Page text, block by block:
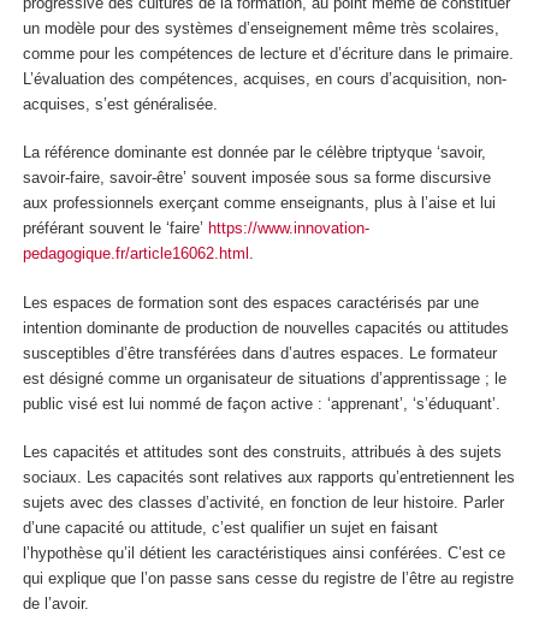
un modèle pour des systèmes d’enseignement même très scolaires,
comme pour les compétences de lecture et d’écriture dans le primaire.
L’évaluation des compétences, acquises, en cours d’acquisition, non-
acquises, s’est généralisée.
La référence dominante est donnée par le célèbre triptyque ‘savoir,
savoir-faire, savoir-être’ souvent imposée sous sa forme discursive
aux professionnels exerçant comme enseignants, plus à l’aise et lui
préférant souvent le ‘faire’ https://www.innovation-
pedagogique.fr/article16062.html .
Les espaces de formation sont des espaces caractérisés par une
intention dominante de production de nouvelles capacités ou attitudes
susceptibles d’être transférées dans d’autres espaces. Le formateur
est désigné comme un organisateur de situations d’apprentissage ; le
public visé est lui nommé de façon active : ‘apprenant’, ‘s’éduquant’.
Les capacités et attitudes sont des construits, attribués à des sujets
sociaux. Les capacités sont relatives aux rapports qu’entretiennent les
sujets avec des classes d’activité, en fonction de leur histoire. Parler
d’une capacité ou attitude, c’est qualifier un sujet en faisant
l’hypothèse qu’il détient les caractéristiques ainsi conférées. C’est ce
qui explique que l’on passe sans cesse du registre de l’être au registre
de l’avoir.